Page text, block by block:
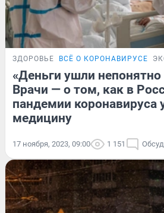
ЗДОРОВЬЕ ВСЁ О КОРОНАВИРУСЕ
«Деньги ушли непонятно
Врачи — о том, как в
пандемии коронавируса
медицину
17 ноября, 2023, 09:00 1 151